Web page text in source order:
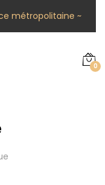
métropolitaine ~
0